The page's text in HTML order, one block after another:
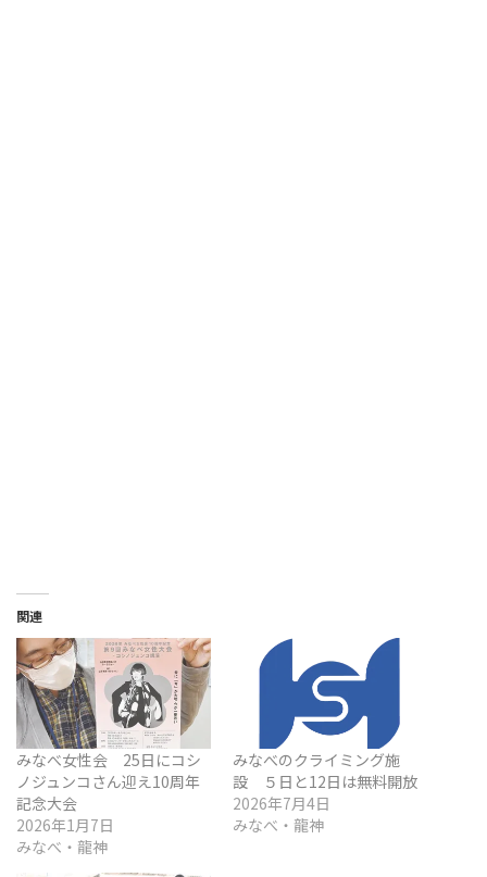
関連
みなべ女性会 25日にコシ
ノジュンコさん迎え10周年
記念大会
2026年1月7日
みなべ・龍神
みなべのクライミング施
設 ５日と12日は無料開放
2026年7月4日
みなべ・龍神